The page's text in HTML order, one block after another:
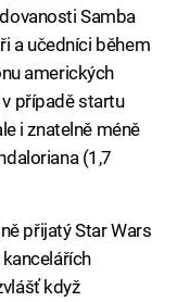
Samba
a učedníci během
amerických
případě startu
i znatelně méně
(1,7
přijatý Star Wars
když